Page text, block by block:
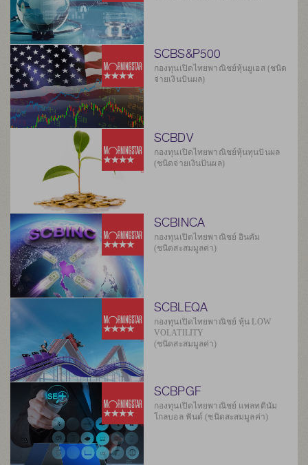
SCBS&P500
กองทุนเปิดไทยพาณิชย์หุ้นยูเอส (ชนิด
จ่ายเงินปันผล)
SCBDV
กองทุนเปิดไทยพาณิชย์หุ้นทุนปันผล
(ชนิดจ่ายเงินปันผล)
SCBINCA
กองทุนเปิดไทยพาณิชย์ อินคัม
(ชนิดสะสมมูลค่า)
SCBLEQA
กองทุนเปิดไทยพาณิชย์ หุ้น LOW
VOLATILITY
(ชนิดสะสมมูลค่า)
SCBPGF
กองทุนเปิดไทยพาณิชย์ แพลทตินัม
โกลบอล ฟันด์ (ชนิดสะสมมูลค่า)